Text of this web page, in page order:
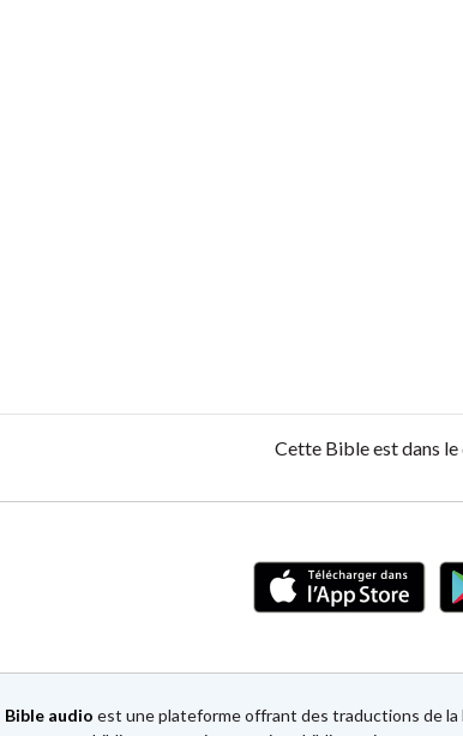
Cette Bible est dans le
Bible audio est une plateforme offrant des traductions de